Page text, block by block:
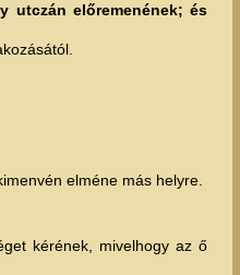
utczán előremenének; és
elméne más helyre.
kérének, mivelhogy az ő